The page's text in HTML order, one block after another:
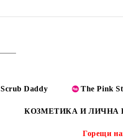
Scrub Daddy The Pink
КОЗМЕТИКА И ЛИЧНА
Горещи